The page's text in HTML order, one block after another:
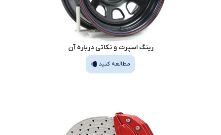
رینگ اسپرت و نکاتی درباره آن
مطالعه کنید